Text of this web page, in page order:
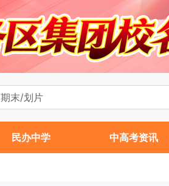
民办中学 中高考资讯